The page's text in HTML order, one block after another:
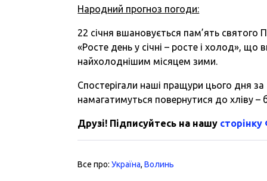
Народний прогноз погоди:
22 січня вшановується пам’ять святого
«Росте день у січні – росте і холод»,
найхолоднішим місяцем зими.
Спостерігали наші пращури цього дня
намагатимуться повернутися до хліву –
Друзі! Підписуйтесь на нашу
Все про:Україна,Волинь